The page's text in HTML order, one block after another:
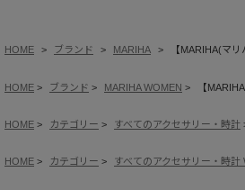
HOME ブランド MARIHA 【MARIHA(マ
HOME ブランド MARIHA WOMEN 【
HOME カテゴリー すべてのアクセサリー・時計
HOME カテゴリー すべてのアクセサリー・時計